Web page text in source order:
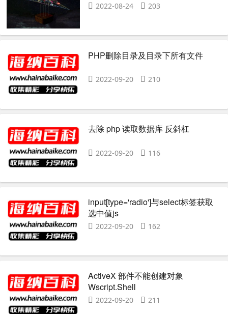
2022-08-24 203
PHP删除目录及目录下所有文件
2022-09-20 210
去除 php 读取数据库 反斜杠
2022-09-20 116
input[type='radio']与select标签获取
选中值js
2022-09-20 162
ActiveX 部件不能创建对象
Wscript.Shell
2022-09-20 211